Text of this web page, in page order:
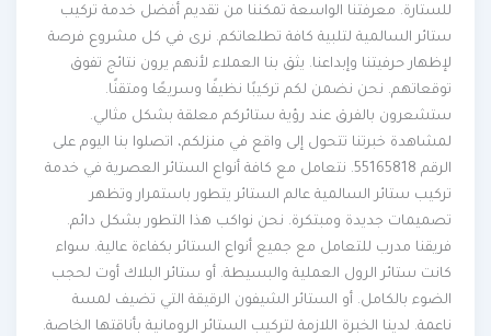
للستارة. معرفتنا الواسعة تمكننا من تقديم أفضل خدمة تركيب
ستائر السالمية لتلبية كافة تطلعاتكم. نرى في كل مشروع فرصة
لإظهار حرفيتنا وإبداعنا. يثق بنا العملاء لأنهم يرون نتائج تفوق
توقعاتهم. نحن نضمن لكم تركيبًا نظيفًا وسريعًا ومتقنًا.
ستشعرون بالفرق عند رؤية ستائركم معلقة بشكل مثالي.
لمشاهدة خبرتنا تتحول إلى واقع في منزلكم، اتصلوا بنا اليوم على
الرقم 55165818. نتعامل مع كافة أنواع الستائر العصرية في خدمة
تركيب ستائر السالمية عالم الستائر يتطور باستمرار وتظهر
تصميمات جديدة ومبتكرة. نحن نواكب هذا التطور بشكل دائم.
فريقنا مدرب للتعامل مع جميع أنواع الستائر بكفاءة عالية. سواء
كانت ستائر الرول العملية والبسيطة. أو ستائر البلاك أوت لحجب
الضوء بالكامل. أو الستائر الشيفون الرقيقة التي تضيف لمسة
ناعمة. لدينا الخبرة اللازمة لتركيب الستائر الرومانية بأناقتها الخاصة.